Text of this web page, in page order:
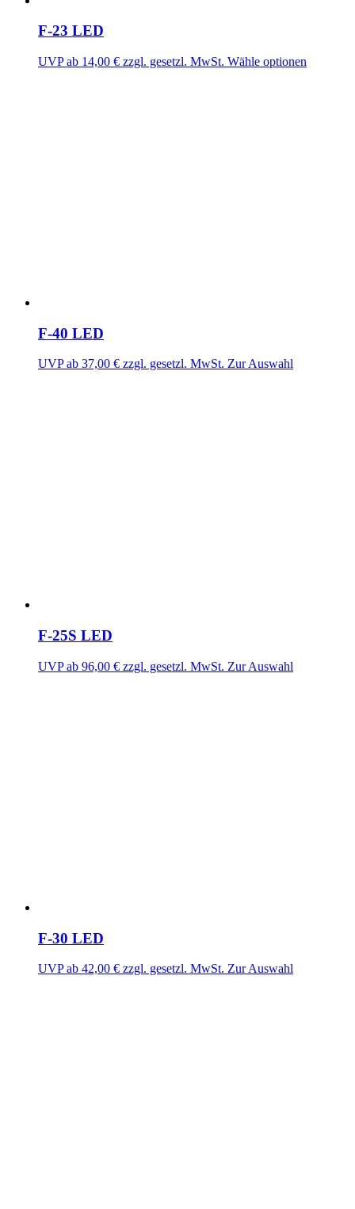
F-23 LED
UVP ab 14,00 € zzgl. gesetzl. MwSt. Wähle optionen
F-40 LED
UVP ab 37,00 € zzgl. gesetzl. MwSt. Zur Auswahl
F-25S LED
UVP ab 96,00 € zzgl. gesetzl. MwSt. Zur Auswahl
F-30 LED
UVP ab 42,00 € zzgl. gesetzl. MwSt. Zur Auswahl